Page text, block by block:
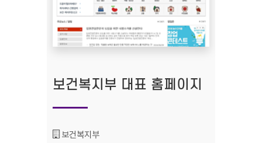
보건복지부 대표 홈페이지
기관명 :
보건복지부